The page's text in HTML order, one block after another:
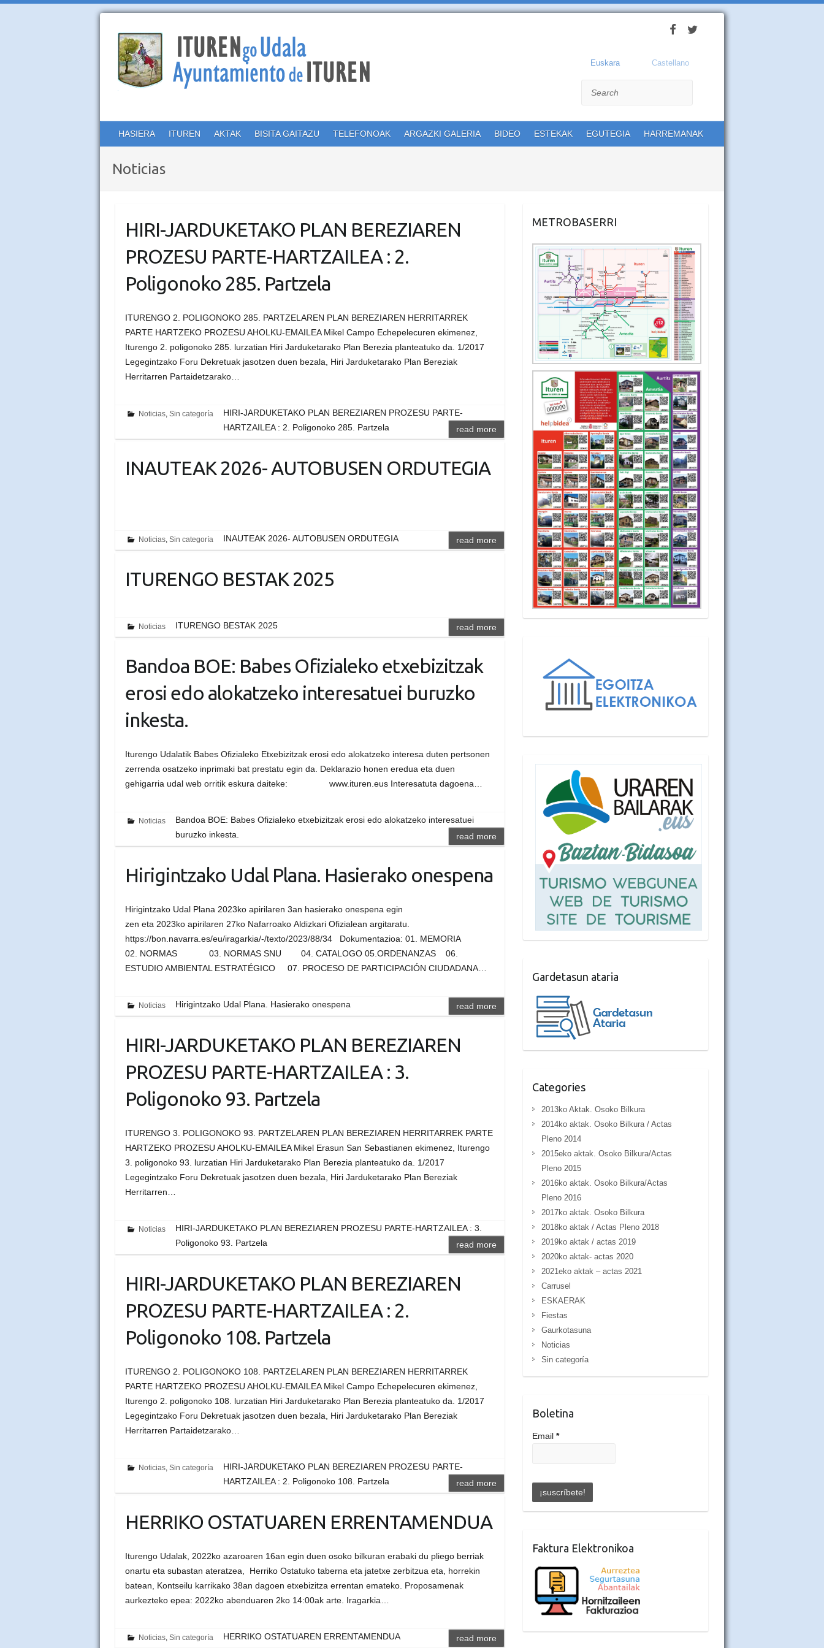
Euskara Castellano
HASIERA ITUREN AKTAK BISITA GAITAZU TELEFONOAK ARGAZKI GALERIA BIDEO ESTEKAK EGUTEGIA HARREMANAK
Noticias
HIRI-JARDUKETAKO PLAN BEREZIAREN
PROZESU PARTE-HARTZAILEA : 2.
Poligonoko 285. Partzela
ITURENGO 2. POLIGONOKO 285. PARTZELAREN PLAN BEREZIAREN HERRITARREK
PARTE HARTZEKO PROZESU AHOLKU-EMAILEA Mikel Campo Echepelecuren ekimenez,
Iturengo 2. poligonoko 285. lurzatian Hiri Jarduketarako Plan Berezia planteatuko da. 1/2017
Legegintzako Foru Dekretuak jasotzen duen bezala, Hiri Jarduketarako Plan Bereziak
Herritarren Partaidetzarako…
Noticias, Sin categoría
HIRI-JARDUKETAKO PLAN BEREZIAREN PROZESU PARTE-
HARTZAILEA : 2. Poligonoko 285. Partzela
read more
INAUTEAK 2026- AUTOBUSEN ORDUTEGIA
Noticias, Sin categoría INAUTEAK 2026- AUTOBUSEN ORDUTEGIA read more
ITURENGO BESTAK 2025
Noticias ITURENGO BESTAK 2025 read more
Bandoa BOE: Babes Ofizialeko etxebizitzak
erosi edo alokatzeko interesatuei buruzko
inkesta.
Iturengo Udalatik Babes Ofizialeko Etxebizitzak erosi edo alokatzeko interesa duten pertsonen
zerrenda osatzeko inprimaki bat prestatu egin da. Deklarazio honen eredua eta duen
gehigarria udal web orritik eskura daiteke: www.ituren.eus Interesatuta dagoena…
Noticias
Bandoa BOE: Babes Ofizialeko etxebizitzak erosi edo alokatzeko interesatuei
buruzko inkesta.
read more
Hirigintzako Udal Plana. Hasierako onespena
Hirigintzako Udal Plana 2023ko apirilaren 3an hasierako onespena egin
zen eta 2023ko apirilaren 27ko Nafarroako Aldizkari Ofizialean argitaratu.
https://bon.navarra.es/eu/iragarkia/-/texto/2023/88/34 Dokumentazioa: 01. MEMORIA
02. NORMAS 03. NORMAS SNU 04. CATALOGO 05.ORDENANZAS 06.
ESTUDIO AMBIENTAL ESTRATÉGICO 07. PROCESO DE PARTICIPACIÓN CIUDADANA…
Noticias Hirigintzako Udal Plana. Hasierako onespena read more
HIRI-JARDUKETAKO PLAN BEREZIAREN
PROZESU PARTE-HARTZAILEA : 3.
Poligonoko 93. Partzela
ITURENGO 3. POLIGONOKO 93. PARTZELAREN PLAN BEREZIAREN HERRITARREK PARTE
HARTZEKO PROZESU AHOLKU-EMAILEA Mikel Erasun San Sebastianen ekimenez, Iturengo
3. poligonoko 93. lurzatian Hiri Jarduketarako Plan Berezia planteatuko da. 1/2017
Legegintzako Foru Dekretuak jasotzen duen bezala, Hiri Jarduketarako Plan Bereziak
Herritarren…
Noticias
HIRI-JARDUKETAKO PLAN BEREZIAREN PROZESU PARTE-HARTZAILEA : 3.
Poligonoko 93. Partzela
read more
HIRI-JARDUKETAKO PLAN BEREZIAREN
PROZESU PARTE-HARTZAILEA : 2.
Poligonoko 108. Partzela
ITURENGO 2. POLIGONOKO 108. PARTZELAREN PLAN BEREZIAREN HERRITARREK
PARTE HARTZEKO PROZESU AHOLKU-EMAILEA Mikel Campo Echepelecuren ekimenez,
Iturengo 2. poligonoko 108. lurzatian Hiri Jarduketarako Plan Berezia planteatuko da. 1/2017
Legegintzako Foru Dekretuak jasotzen duen bezala, Hiri Jarduketarako Plan Bereziak
Herritarren Partaidetzarako…
Noticias, Sin categoría
HIRI-JARDUKETAKO PLAN BEREZIAREN PROZESU PARTE-
HARTZAILEA : 2. Poligonoko 108. Partzela
read more
HERRIKO OSTATUAREN ERRENTAMENDUA
Iturengo Udalak, 2022ko azaroaren 16an egin duen osoko bilkuran erabaki du pliego berriak
onartu eta subastan ateratzea, Herriko Ostatuko taberna eta jatetxe zerbitzua eta, horrekin
batean, Kontseilu karrikako 38an dagoen etxebizitza errentan emateko. Proposamenak
aurkezteko epea: 2022ko abenduaren 2ko 14:00ak arte. Iragarkia…
Noticias, Sin categoría HERRIKO OSTATUAREN ERRENTAMENDUA read more
METROBASERRI
Gardetasun ataria
Categories
2013ko Aktak. Osoko Bilkura
2014ko aktak. Osoko Bilkura / Actas
Pleno 2014
2015eko aktak. Osoko Bilkura/Actas
Pleno 2015
2016ko aktak. Osoko Bilkura/Actas
Pleno 2016
2017ko aktak. Osoko Bilkura
2018ko aktak / Actas Pleno 2018
2019ko aktak / actas 2019
2020ko aktak- actas 2020
2021eko aktak – actas 2021
Carrusel
ESKAERAK
Fiestas
Gaurkotasuna
Noticias
Sin categoría
Boletina
Email *
Faktura Elektronikoa